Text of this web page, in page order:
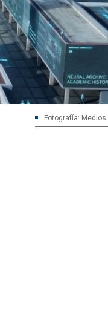
Fotografía: Medios